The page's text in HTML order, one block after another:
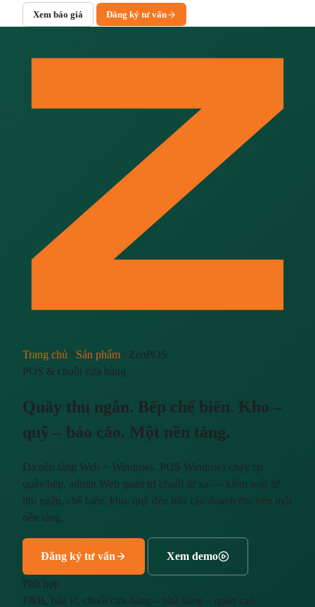
Xem báo giá Đăng ký tư vấn
Trang chủ Sản phẩm
ZenPOS
POS & chuỗi cửa hàng
Quầy thu ngân. Bếp chế biến. Kho –
quỹ – báo cáo. Một nền tảng.
Đa nền tảng Web + Windows. POS Windows chạy tại
quầy/bếp, admin Web quản trị chuỗi từ xa — kiểm soát từ
thu ngân, chế biến, kho, quỹ đến báo cáo doanh thu trên một
nền tảng.
Đăng ký tư vấn Xem demo
Phù hợp
F&B, bán lẻ, chuỗi cửa hàng – nhà hàng – quán cafe